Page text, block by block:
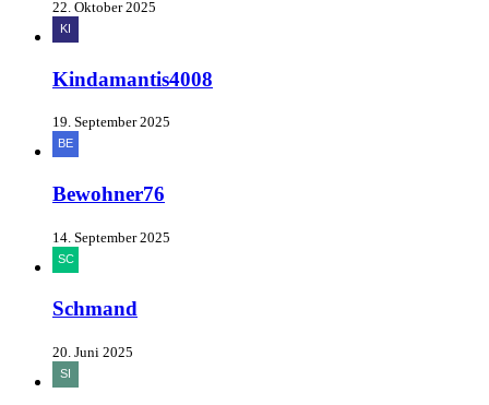
22. Oktober 2025
Kindamantis4008
19. September 2025
Bewohner76
14. September 2025
Schmand
20. Juni 2025